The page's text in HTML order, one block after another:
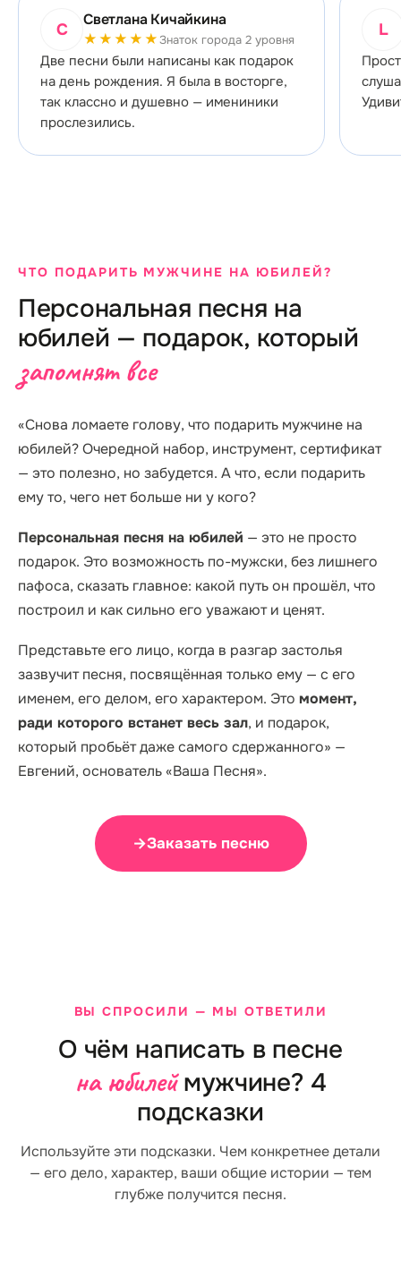
С Светлана Кичайкина
★★★★★Знаток города 2 уровня
Две песни были написаны как подарок
на день рождения. Я была в восторге,
так классно и душевно — имениники
прослезились.
L
ЧТО ПОДАРИТЬ МУЖЧИНЕ НА ЮБИЛЕЙ?
Персональная песня на
юбилей — подарок, который
запомнят все
«Снова ломаете голову, что подарить мужчине на
юбилей? Очередной набор, инструмент, сертификат
— это полезно, но забудется. А что, если подарить
ему то, чего нет больше ни у кого?
Персональная песня на юбилей — это не просто
подарок. Это возможность по-мужски, без лишнего
пафоса, сказать главное: какой путь он прошёл, что
построил и как сильно его уважают и ценят.
Представьте его лицо, когда в разгар застолья
зазвучит песня, посвящённая только ему — с его
именем, его делом, его характером. Это момент,
ради которого встанет весь зал, и подарок,
который пробьёт даже самого сдержанного» —
Евгений, основатель «Ваша Песня».
→Заказать песню
ВЫ СПРОСИЛИ — МЫ ОТВЕТИЛИ
О чём написать в песне
на юбилеймужчине? 4
подсказки
Используйте эти подсказки. Чем конкретнее детали
— его дело, характер, ваши общие истории — тем
глубже получится песня.